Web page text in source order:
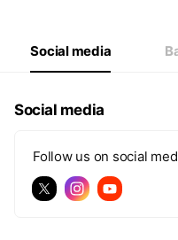
10: - 21:00
Social media
Social media
Follow us on social